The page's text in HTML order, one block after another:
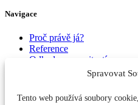
Spravovat
Tento web používá soubory
Navigace
Proč právě já?
Reference
Odhady nemovitostí
Prodej nemovitostí
Pronájem nemovitostí
Píši pro vás